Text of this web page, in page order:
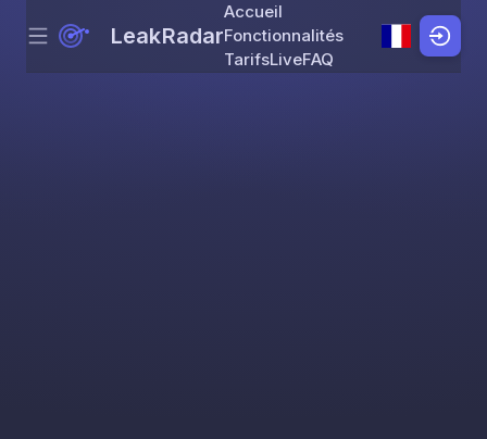
Skip to content
Menu LeakRadar
Accueil
Fonctionnalités
TarifsLiveFAQ